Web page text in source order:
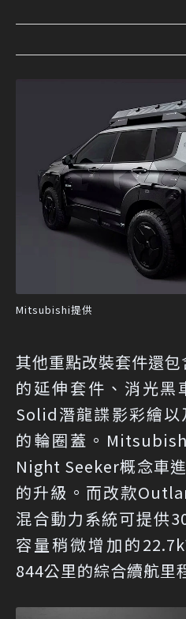
Mitsubishi提供
其他重點改裝套件還
的延伸套件、消光黑
Solid潛龍諜影彩繪以
的輪圈蓋。
Night Seeker概念車
的升級。而改款
混合動力系統可提供
容量稍微增加的
844公里的綜合續航里